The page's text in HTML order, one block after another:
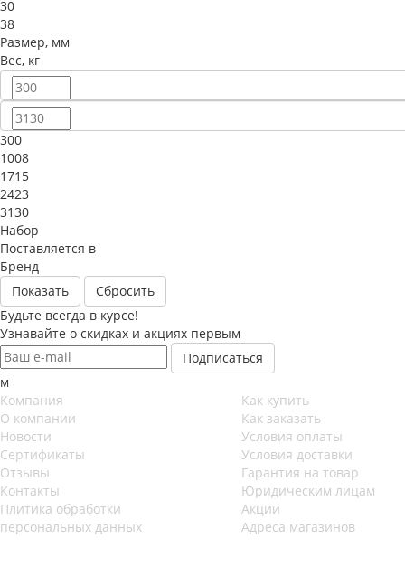
30
38
Размер, мм
Вес, кг
300
1008
1715
2423
3130
Набор
Поставляется в
Бренд
Сбросить
Будьте всегда в курсе!
Узнавайте о скидках и акциях первым
м
Компания
О компании
Новости
Сертификаты
Отзывы
Контакты
Плитика обработки
персональных данных
Как купить
Как заказать
Условия оплаты
Условия доставки
Гарантия на товар
Юридическим лицам
Акции
Адреса магазинов